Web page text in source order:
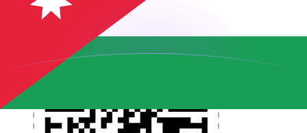
l'application dès aujourd'hui !